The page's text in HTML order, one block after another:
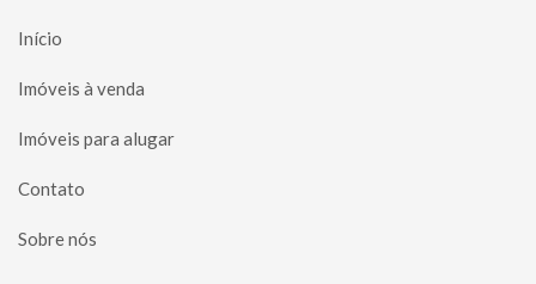
Início
Imóveis à venda
Imóveis para alugar
Contato
Sobre nós